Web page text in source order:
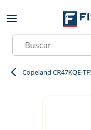
Skip to main
Site Search
Copeland CR47KQE-